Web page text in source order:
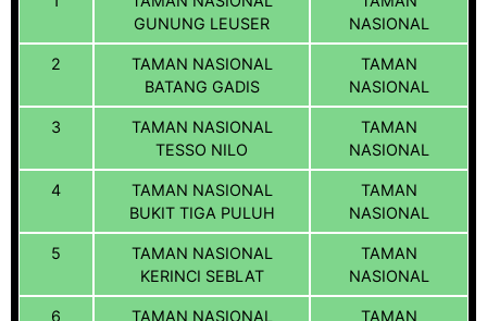
GUNUNG LEUSER
NASIONAL
2
TAMAN NASIONAL
BATANG GADIS
TAMAN
NASIONAL
3
TAMAN NASIONAL
TESSO NILO
TAMAN
NASIONAL
4
TAMAN NASIONAL
BUKIT TIGA PULUH
TAMAN
NASIONAL
5
TAMAN NASIONAL
KERINCI SEBLAT
TAMAN
NASIONAL
6
TAMAN NASIONAL
TAMAN